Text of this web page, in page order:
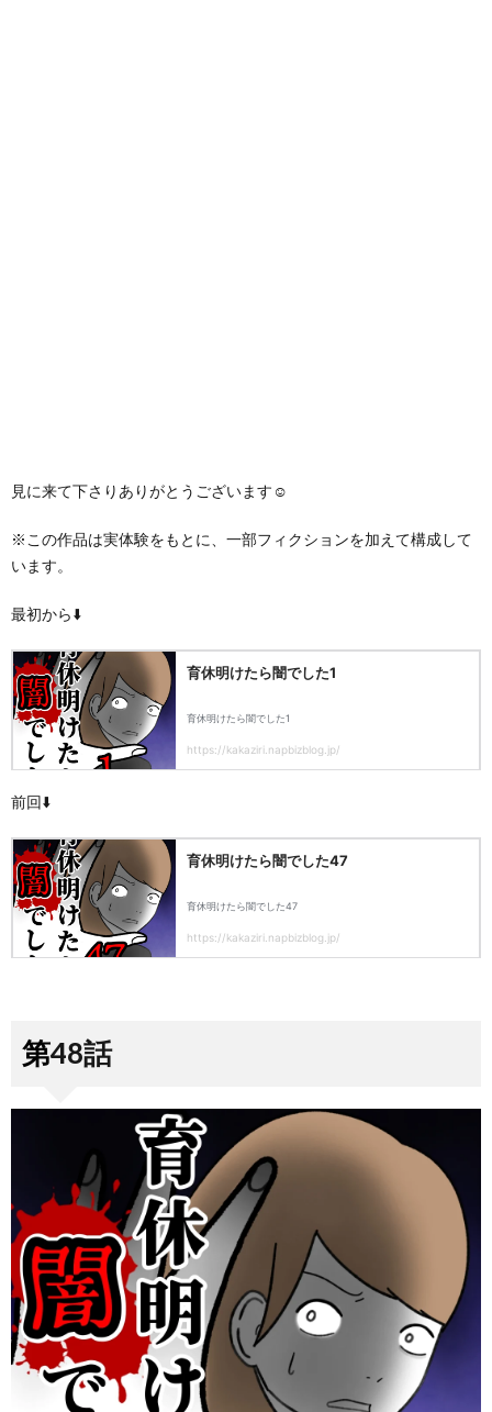
見に来て下さりありがとうございます☺️
※この作品は実体験をもとに、一部フィクションを加えて構成して
います。
最初から⬇️
前回⬇️
第48話